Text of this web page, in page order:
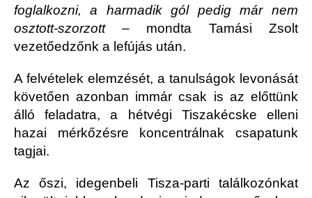
foglalkozni, a harmadik gól pedig már nem
osztott-szorzott– mondta Tamási Zsolt
vezetőedzőnk a lefújás után.
A felvételek elemzését, a tanulságok levonását
követően azonban immár csak is az előttünk
álló feladatra, a hétvégi Tiszakécske elleni
hazai mérkőzésre koncentrálnak csapatunk
tagjai.
Az őszi, idegenbeli Tisza-parti találkozónkat